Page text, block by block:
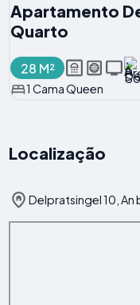
Apartamento
Quarto
28 M²
1 Cama Queen
Localização
Delpratsingel 10, An